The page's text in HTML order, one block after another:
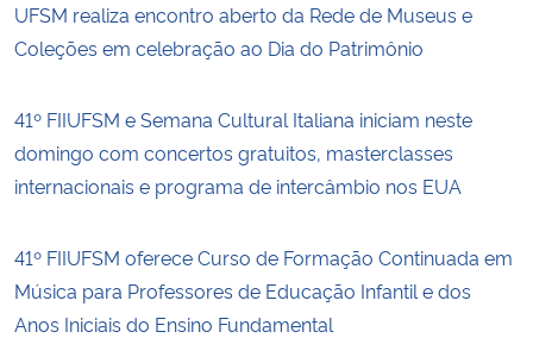
UFSM realiza encontro aberto da Rede de Museus e
Coleções em celebração ao Dia do Patrimônio
41º FIIUFSM e Semana Cultural Italiana iniciam neste
domingo com concertos gratuitos, masterclasses
internacionais e programa de intercâmbio nos EUA
41º FIIUFSM oferece Curso de Formação Continuada em
Música para Professores de Educação Infantil e dos
Anos Iniciais do Ensino Fundamental